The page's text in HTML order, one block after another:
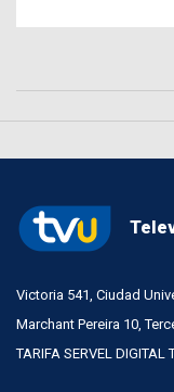
Victoria 541, Ciudad
Marchant Pereira 10,
TARIFA SERVEL DIGITAL